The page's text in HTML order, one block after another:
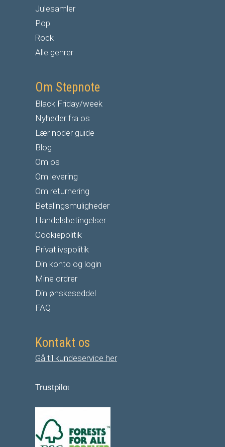
Julesamler
Pop
Rock
Alle genrer
Om Stepnote
Black Friday/week
Nyheder fra os
Lær noder guide
Blog
Om os
Om levering
Om returnering
Betalingsmuligheder
Handelsbetingelser
Cookiepolitik
Privatlivspolitik
Din konto og login
Mine ordrer
Din ønskeseddel
FAQ
Kontakt os
Gå til kundeservice her
Trustpilot